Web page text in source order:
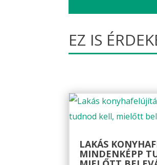
EZ IS
LAKÁS
MINDENKÉPP